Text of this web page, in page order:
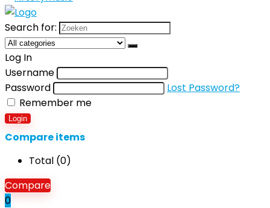
Search for:
Log In
Username
Password
Lost Password?
Remember me
Login
Compare items
Total (0)
Compare
0